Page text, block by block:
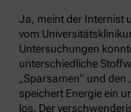
Ja, meint der Internist
vom
Untersuchungen
unterschiedliche
„Sparsamen“ und den
speichert Energie ein
los. Der